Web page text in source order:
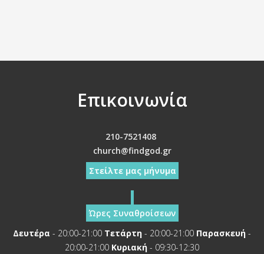
Επικοινωνία
210-7521408
church@findgod.gr
Στείλτε μας μήνυμα
Ώρες Συναθροίσεων
Δευτέρα - 20:00-21:00 Τετάρτη - 20:00-21:00 Παρασκευή -
20:00-21:00 Κυριακή - 09:30-12:30